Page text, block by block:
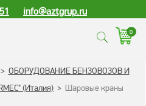
info@aztgrup.ru
0
> ОБОРУДОВАНИЕ БЕНЗОВОЗОВ И
(Италия) > Шаровые краны